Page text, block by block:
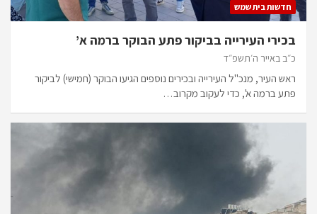
חדשות בית שמש
בכירי העירייה בביקור פתע הבוקר ברמה א’
כ״ב באייר ה׳תשפ״ד
ראש העיר, מנכ"ל העירייה ובכירים נוספים הגיעו הבוקר (חמישי) לביקור
פתע ברמה א', כדי לעקוב מקרוב…